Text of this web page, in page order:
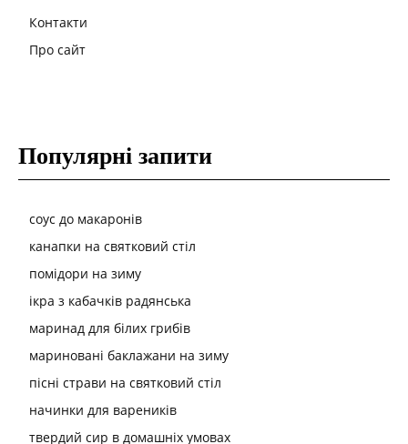
Контакти
Про сайт
Популярні запити
соус до макаронів
канапки на святковий стіл
помідори на зиму
ікра з кабачків радянська
маринад для білих грибів
мариновані баклажани на зиму
пісні страви на святковий стіл
начинки для вареників
твердий сир в домашніх умовах